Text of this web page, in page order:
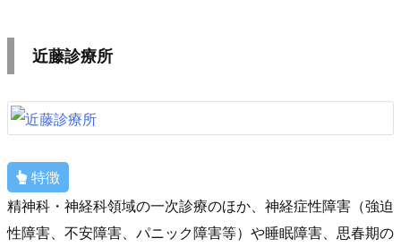
近藤診療所
特徴
精神科・神経科領域の一次診療のほか、神経症性障害（強迫
性障害、不安障害、パニック障害等）や睡眠障害、思春期の